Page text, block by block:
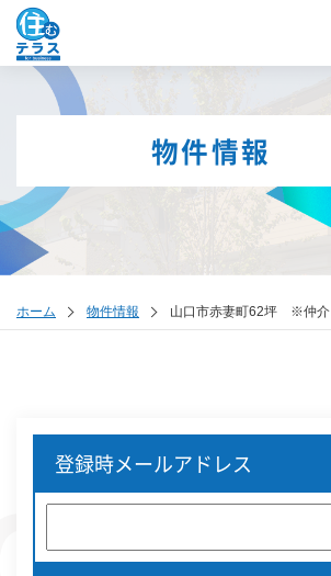
物件情報
ホーム 物件情報 山口市赤妻町62坪 ※仲介
登録時メールアドレス